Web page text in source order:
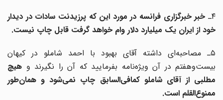
خبر خبرگزاری فرانسه در مورد این که پرزیدنت سادات در دیدار
خود از ایران یک میلیارد دلار وام خواهد گرفت قابل چاپ نیست.
۵ـ مصاحبه‌ای داشته آقای بهبود با احمد شاملو در کیهان
بیست‌و‌هفتم در آن ویژه‌نامه بفرمایید که آن را نگیرند وهیچ
مطلبی از آقای شاملو کمافی‌السابق چاپ نمی‌شود و همان‌طور
ممنوع‌القلم است.